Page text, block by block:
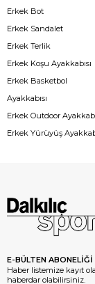
Erkek Bot
Erkek Sandalet
Erkek Terlik
Erkek Koşu Ayakkabısı
Erkek Basketbol
Ayakkabısı
Erkek Outdoor
Erkek Yürüyüş
E-BÜLTEN ABONELİĞİ
Haber listemize kayıt
haberdar olabilirsiniz.